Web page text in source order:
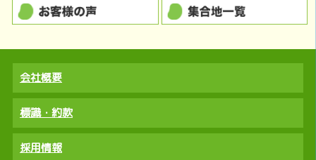
会社概要
標識・約款
採用情報